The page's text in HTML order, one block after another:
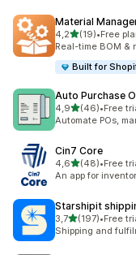
Material
4,2z 5 hvězd
(19)
Celkový počet
•Free
Real-time BOM &
Built for
Auto Purchase
4,9z 5 hvězd
(46)
Celkový počet
•Free
Automate POs,
Cin7 Core
4,6z 5 hvězd
(48)
Celkový počet
•Free
An app for
Starshipit
3,7z 5 hvězd
(197)
Celkový počet
•Free
Shipping and